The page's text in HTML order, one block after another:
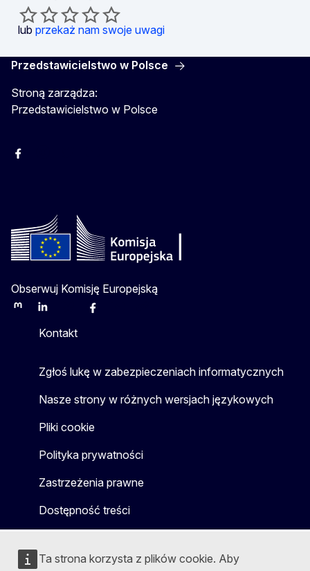
Ta strona korzysta z plików cookie. Aby
lub przekaż nam swoje uwagi
Przedstawicielstwo w Polsce
Stroną zarządza:
Przedstawicielstwo w Polsce
Facebook
Obserwuj Komisję Europejską
MastodonLinkedInBlueskyFacebook
Kontakt
Zgłoś lukę w zabezpieczeniach informatycznych
Nasze strony w różnych wersjach językowych
Pliki cookie
Polityka prywatności
Zastrzeżenia prawne
Dostępność treści